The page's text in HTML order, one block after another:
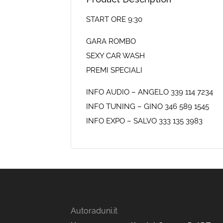
START ORE 9:30
GARA ROMBO
SEXY CAR WASH
PREMI SPECIALI
INFO AUDIO – ANGELO 339 114 7234
INFO TUNING – GINO 346 589 1545
INFO EXPO – SALVO 333 135 3983
Autoraduni.it